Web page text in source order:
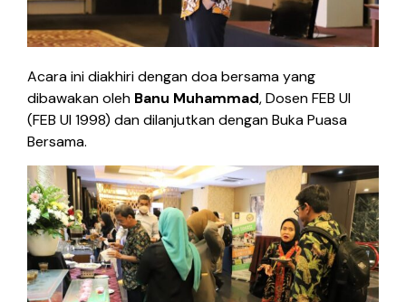
Acara ini diakhiri dengan doa bersama yang
dibawakan oleh Banu Muhammad, Dosen FEB UI
(FEB UI 1998) dan dilanjutkan dengan Buka Puasa
Bersama.